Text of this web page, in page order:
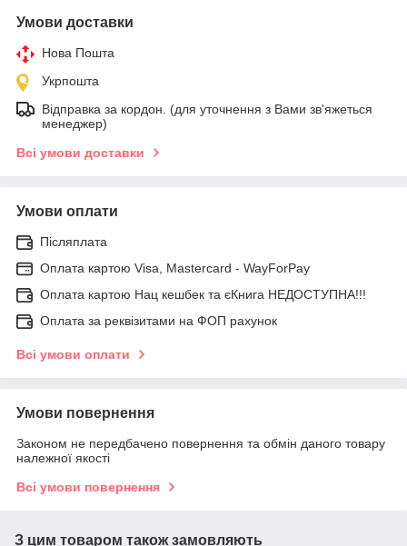
Умови доставки
Нова Пошта
Укрпошта
Відправка за кордон. (для уточнення з Вами зв'яжеться
менеджер)
Всі умови доставки
Умови оплати
Післяплата
Оплата картою Visa, Mastercard - WayForPay
Оплата картою Нац кешбек та єКнига НЕДОСТУПНА!!!
Оплата за реквізитами на ФОП рахунок
Всі умови оплати
Умови повернення
Законом не передбачено повернення та обмін даного товару
належної якості
Всі умови повернення
З цим товаром також замовляють